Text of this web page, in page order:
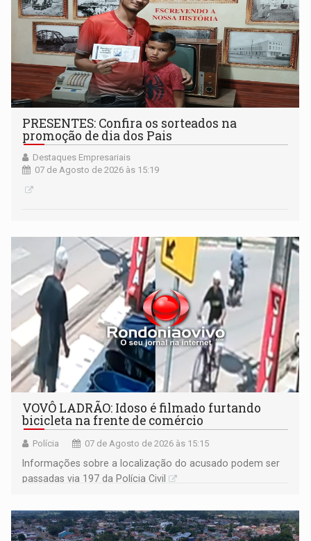
PRESENTES: Confira os sorteados na
promoção de dia dos Pais
Destaques Empresariais
07 de Agosto de 2026 às 15:19
VOVÔ LADRÃO: Idoso é filmado furtando
bicicleta na frente de comércio
Polícia 07 de Agosto de 2026 às 15:15
Informações sobre a localização do acusado podem ser
passadas via 197 da Polícia Civil